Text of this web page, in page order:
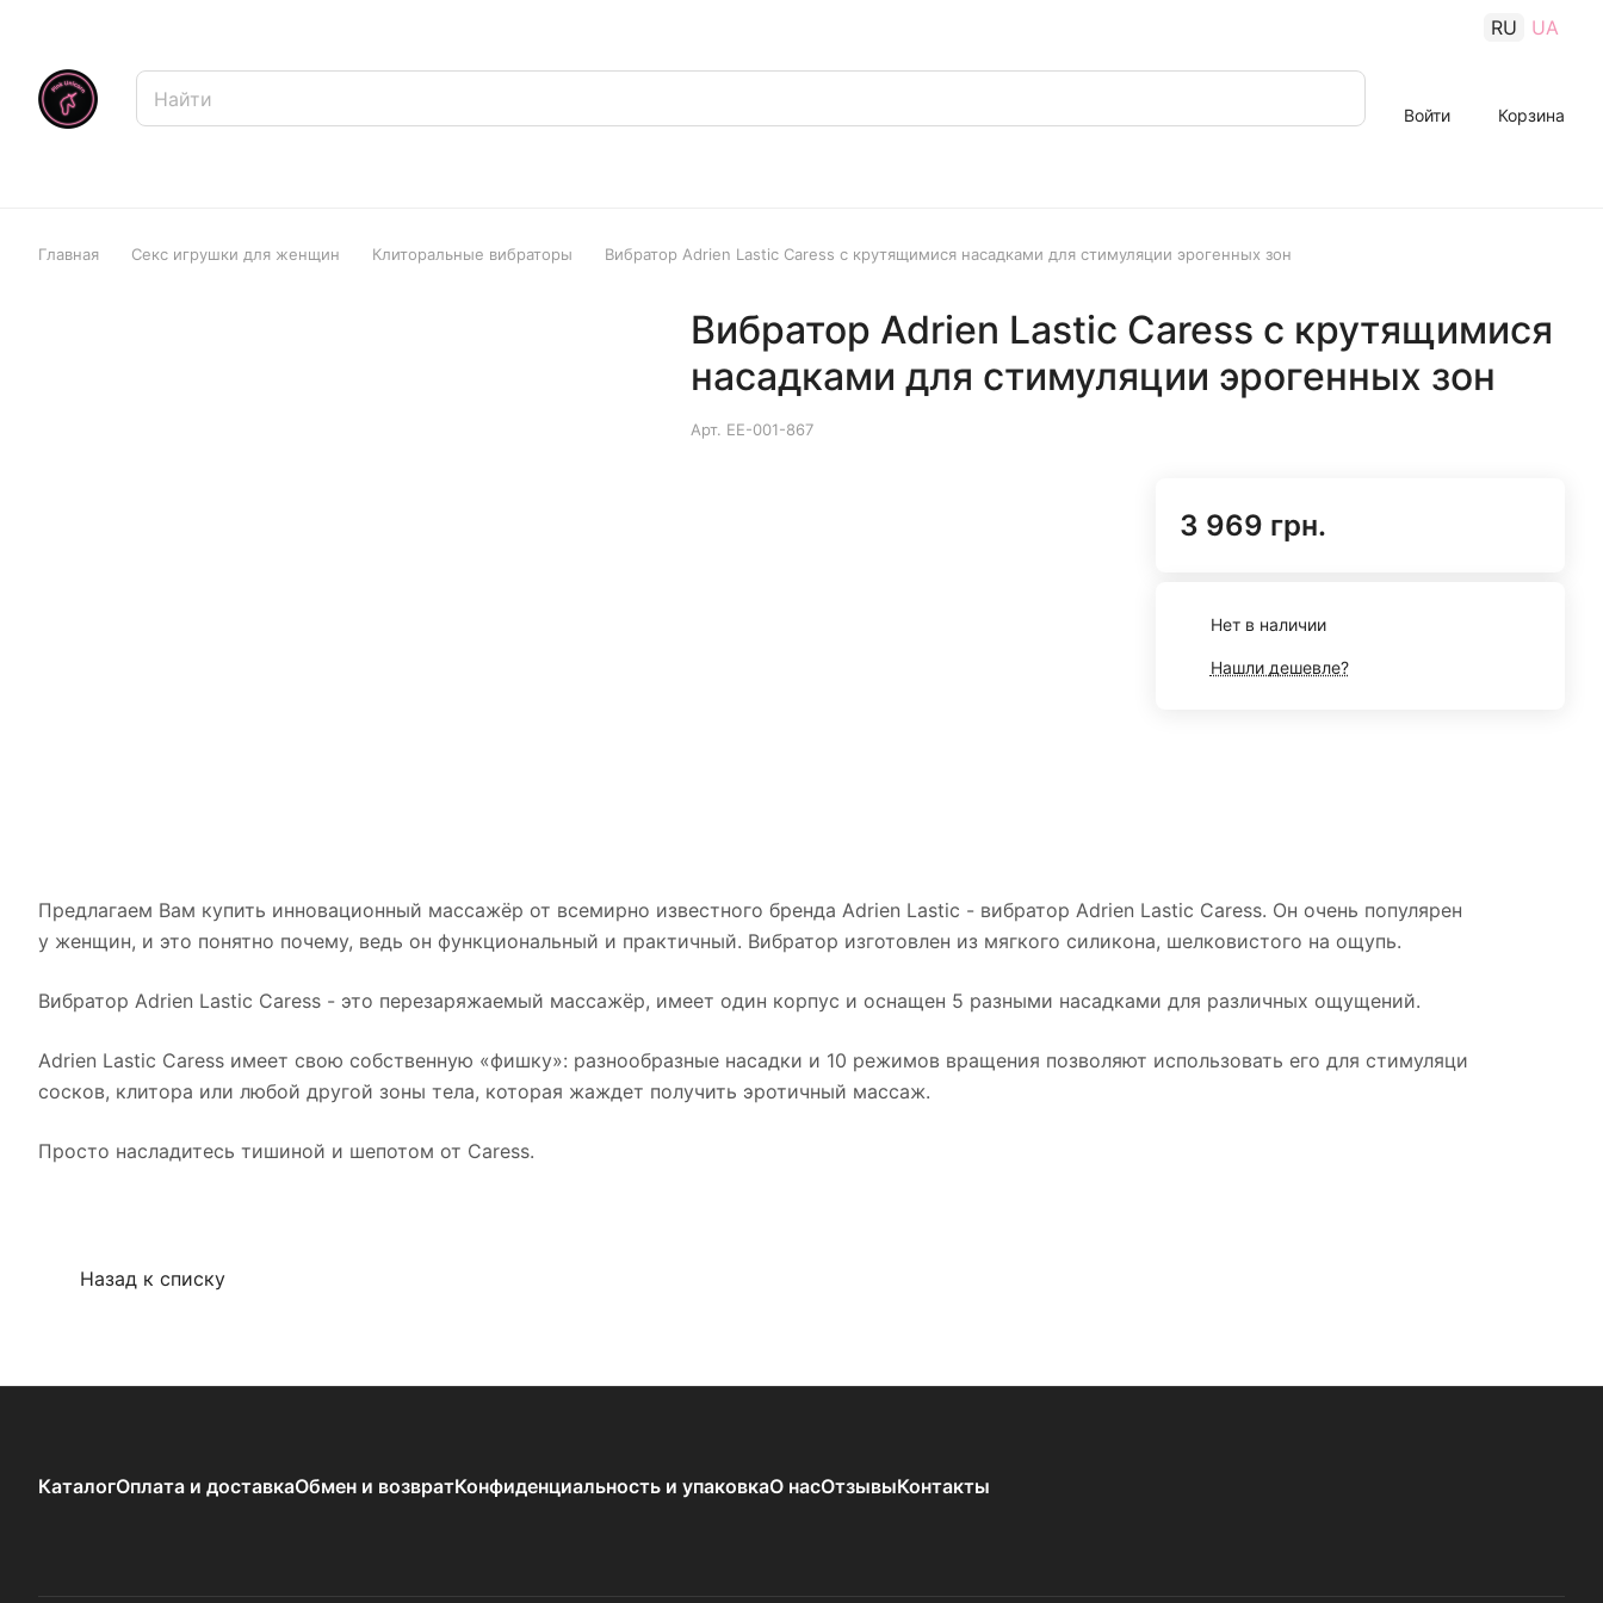
RU UA
Войти Корзина
Главная Секс игрушки для женщин Клиторальные вибраторы Вибратор Adrien Lastic Caress с крутящимися насадками для стимуляции эрогенных зон
Вибратор Adrien Lastic Caress с крутящимися
насадками для стимуляции эрогенных зон
Арт. EE-001-867
3 969 грн.
Нет в наличии
Нашли дешевле?
Предлагаем Вам купить инновационный массажёр от всемирно известного бренда Adrien Lastic - вибратор Adrien Lastic Caress. Он очень популярен
у женщин, и это понятно почему, ведь он функциональный и практичный. Вибратор изготовлен из мягкого силикона, шелковистого на ощупь.
Вибратор Adrien Lastic Caress - это перезаряжаемый массажёр, имеет один корпус и оснащен 5 разными насадками для различных ощущений.
Adrien Lastic Caress имеет свою собственную «фишку»: разнообразные насадки и 10 режимов вращения позволяют использовать его для стимуляци
сосков, клитора или любой другой зоны тела, которая жаждет получить эротичный массаж.
Просто насладитесь тишиной и шепотом от Caress.
Назад к списку
КаталогОплата и доставкаОбмен и возвратКонфиденциальность и упаковкаО насОтзывыКонтакты